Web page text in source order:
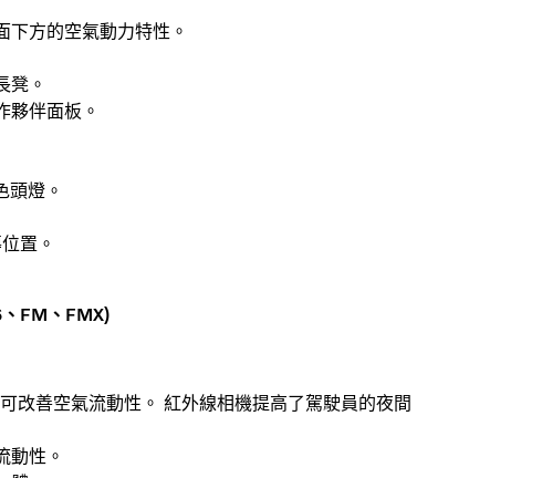
方的空氣動力特性。
凳。
夥伴面板。
頭燈。
置。
FM、FMX)
改善空氣流動性。 紅外線相機提高了駕駛員的夜間
動性。